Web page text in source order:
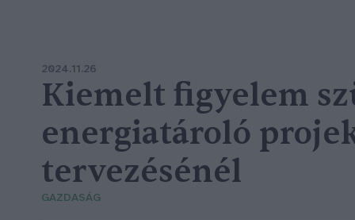
2024.11.26
Kiemelt figyelem
energiatároló
tervezésénél
GAZDASÁG